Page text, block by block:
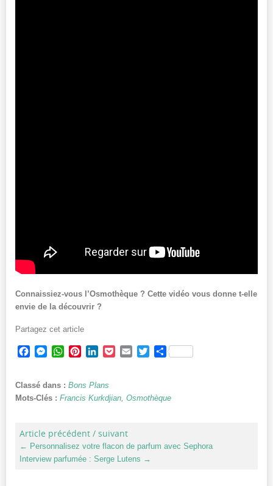
Connaissiez-vous l’Osmothèque ? Cette vidéo vous donne t-elle
envie de la découvrir ?
Partagez cet article
Facebook
Messenger
WhatsApp
PinterestLinkedInPocketEmailTwitterPartager
Classé dans : Bons Plans
Mots-Clés : Francis Kurkdjian, Osmothèque
Article précédent / suivant
← Personnalisez votre flacon de parfum avec Sephora
Interview parfumée : Serge Lutens →